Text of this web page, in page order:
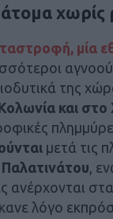
χωρίς
μία
της
και στο
μετά τις
,
ανέρχονται
λόγο